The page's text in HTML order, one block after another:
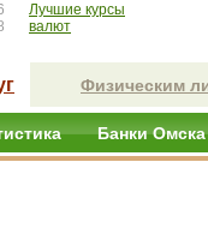
Лучшие курсы
валют
Физическим
Банки Омска